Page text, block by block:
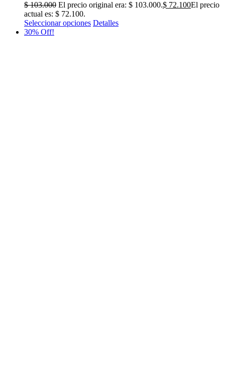
$103.000 El precio original era: $ 103.000.$ 72.100El precio
actual es: $ 72.100.
Seleccionar opciones Detalles
30% Off!